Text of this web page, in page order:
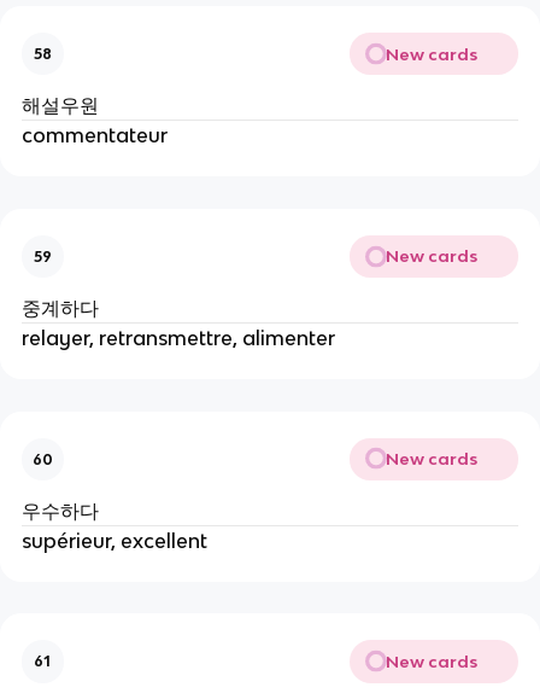
58 New cards
해설우원
commentateur
59 New cards
중계하다
relayer, retransmettre, alimenter
60 New cards
우수하다
supérieur, excellent
61 New cards